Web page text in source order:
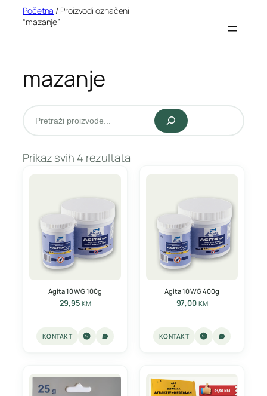
Početna / Proizvodi označeni
“mazanje”
mazanje
Pretraži
Prikaz svih 4 rezultata
Agita 10 WG 100g
29,95 KM
KONTAKT
Agita 10 WG 400g
97,00 KM
KONTAKT